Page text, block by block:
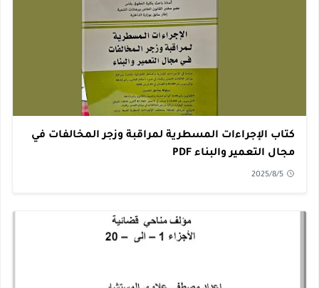
كتاب الإجراءات المسطرية لمراقبة وزجر المخالفات في
مجال التعمير والبناء PDF
2025/8/5